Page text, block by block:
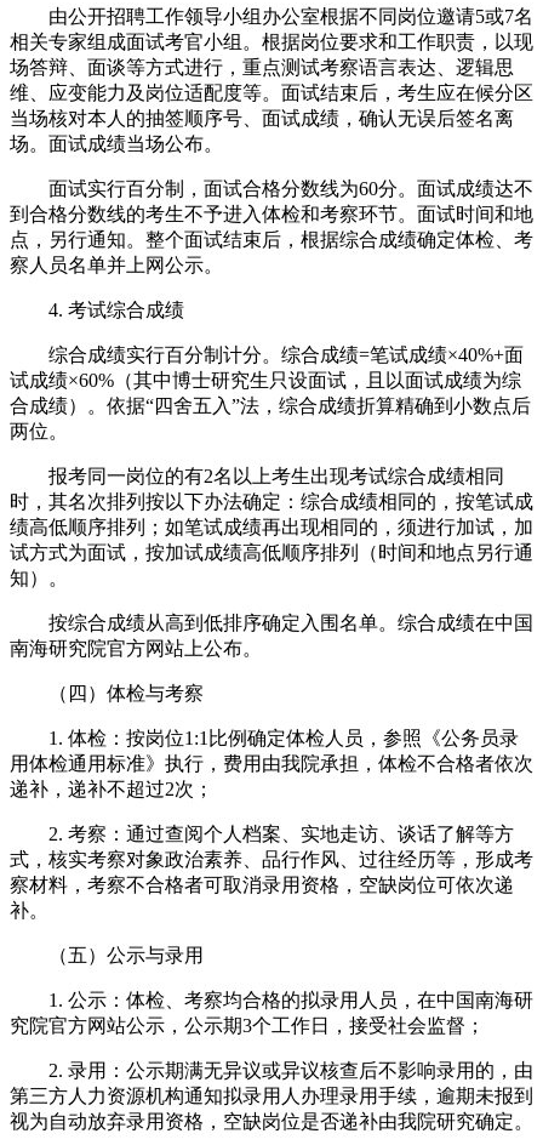
由公开招聘工作领导小组办公室根据不同岗位邀请5或7名
相关专家组成面试考官小组。根据岗位要求和工作职责，以现
场答辩、面谈等方式进行，重点测试考察语言表达、逻辑思
维、应变能力及岗位适配度等。面试结束后，考生应在候分区
当场核对本人的抽签顺序号、面试成绩，确认无误后签名离
场。面试成绩当场公布。
面试实行百分制，面试合格分数线为60分。面试成绩达不
到合格分数线的考生不予进入体检和考察环节。面试时间和地
点，另行通知。整个面试结束后，根据综合成绩确定体检、考
察人员名单并上网公示。
4. 考试综合成绩
综合成绩实行百分制计分。综合成绩=笔试成绩×40%+面
试成绩×60%（其中博士研究生只设面试，且以面试成绩为综
合成绩）。依据“四舍五入”法，综合成绩折算精确到小数点后
两位。
报考同一岗位的有2名以上考生出现考试综合成绩相同
时，其名次排列按以下办法确定：综合成绩相同的，按笔试成
绩高低顺序排列；如笔试成绩再出现相同的，须进行加试，加
试方式为面试，按加试成绩高低顺序排列（时间和地点另行通
知）。
按综合成绩从高到低排序确定入围名单。综合成绩在中国
南海研究院官方网站上公布。
（四）体检与考察
1. 体检：按岗位1:1比例确定体检人员，参照《公务员录
用体检通用标准》执行，费用由我院承担，体检不合格者依次
递补，递补不超过2次；
2. 考察：通过查阅个人档案、实地走访、谈话了解等方
式，核实考察对象政治素养、品行作风、过往经历等，形成考
察材料，考察不合格者可取消录用资格，空缺岗位可依次递
补。
（五）公示与录用
1. 公示：体检、考察均合格的拟录用人员，在中国南海研
究院官方网站公示，公示期3个工作日，接受社会监督；
2. 录用：公示期满无异议或异议核查后不影响录用的，由
第三方人力资源机构通知拟录用人办理录用手续，逾期未报到
视为自动放弃录用资格，空缺岗位是否递补由我院研究确定。